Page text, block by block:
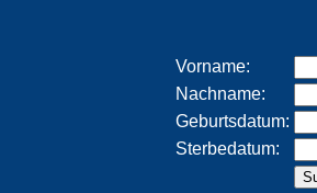
Vorname:
Nachname:
Geburtsdatum:
Sterbedatum: